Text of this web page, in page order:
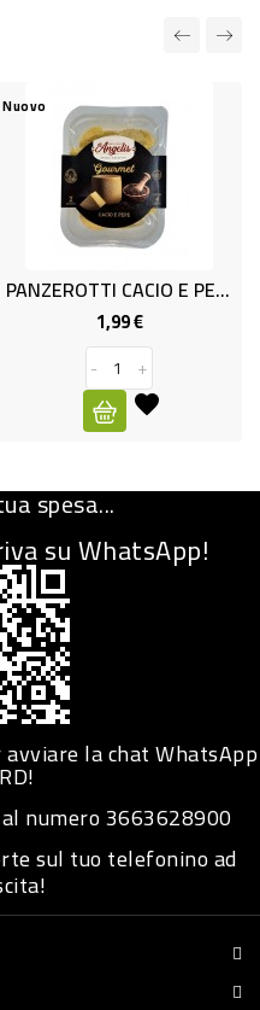
Nuovo
PANZEROTTI CACIO E PEPE G.250
1,99 €Prezzo
-
+
spesa...
su WhatsApp!
la chat WhatsApp
numero3663628900
sul tuo telefonino ad